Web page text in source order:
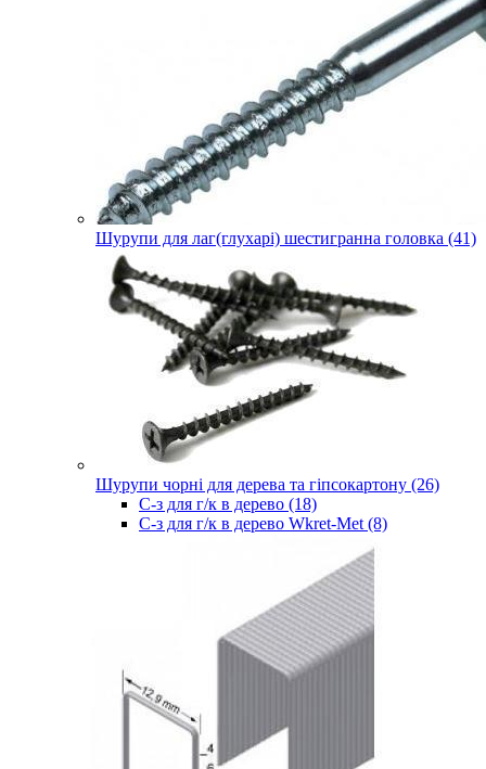
Шурупи для лаг(глухарі) шестигранна головка (41)
Шурупи чорні для дерева та гіпсокартону (26)
С-з для г/к в дерево (18)
С-з для г/к в дерево Wkret-Met (8)